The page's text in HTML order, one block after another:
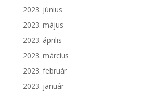
2023. június
2023. május
2023. április
2023. március
2023. február
2023. január